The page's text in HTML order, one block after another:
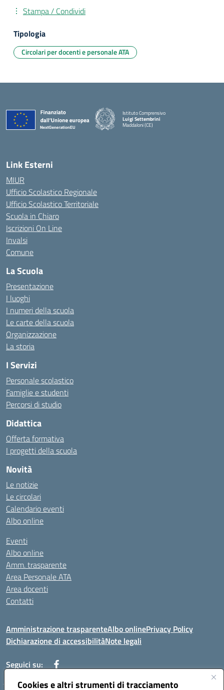
Cookies e altri strumenti di tracciamento
Stampa / Condividi
Tipologia
Circolari per docenti e personale ATA
Istituto Comprensivo
Luigi Settembrini
Maddaloni (CE)
Link Esterni
MIUR
Ufficio Scolastico Regionale
Ufficio Scolastico Territoriale
Scuola in Chiaro
Iscrizioni On Line
Invalsi
Comune
La Scuola
Presentazione
I luoghi
I numeri della scuola
Le carte della scuola
Organizzazione
La storia
I Servizi
Personale scolastico
Famiglie e studenti
Percorsi di studio
Didattica
Offerta formativa
I progetti della scuola
Novità
Le notizie
Le circolari
Calendario eventi
Albo online
Eventi
Albo online
Amm. trasparente
Area Personale ATA
Area docenti
Contatti
Amministrazione trasparenteAlbo onlinePrivacy Policy
Dichiarazione di accessibilitàNote legali
Seguici su: